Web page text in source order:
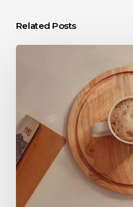
Related Posts
Professional
Challenges